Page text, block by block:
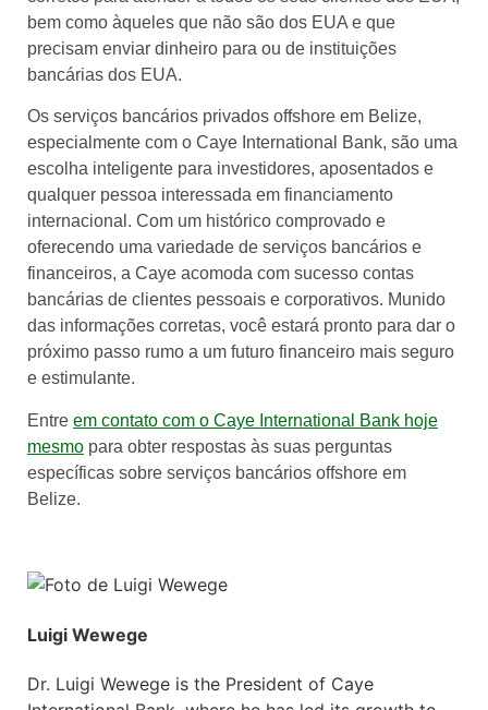
bem como àqueles que não são dos EUA e que
precisam enviar dinheiro para ou de instituições
bancárias dos EUA.
Os serviços bancários privados offshore em Belize,
especialmente com o Caye International Bank, são uma
escolha inteligente para investidores, aposentados e
qualquer pessoa interessada em financiamento
internacional. Com um histórico comprovado e
oferecendo uma variedade de serviços bancários e
financeiros, a Caye acomoda com sucesso contas
bancárias de clientes pessoais e corporativos. Munido
das informações corretas, você estará pronto para dar o
próximo passo rumo a um futuro financeiro mais seguro
e estimulante.
Entre em contato com o Caye International Bank hoje
mesmo para obter respostas às suas perguntas
específicas sobre serviços bancários offshore em
Belize.
Luigi Wewege
Dr. Luigi Wewege is the President of Caye